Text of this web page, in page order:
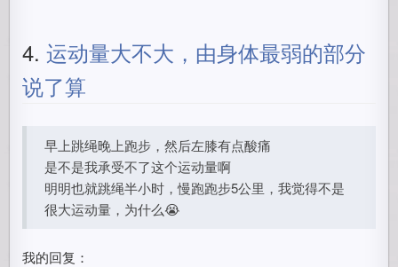
4.运动量大不大，由身体最弱的部分
说了算
早上跳绳晚上跑步，然后左膝有点酸痛
是不是我承受不了这个运动量啊
明明也就跳绳半小时，慢跑跑步5公里，我觉得不是
很大运动量，为什么😭
我的回复：